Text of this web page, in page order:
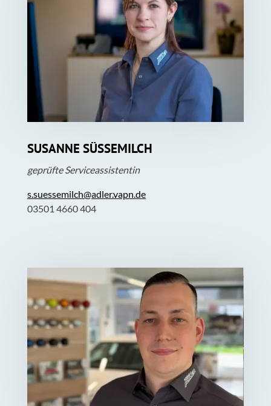
SUSANNE SÜSSEMILCH
geprüfte Serviceassistentin
s.suessemilch@adler.vapn.de
03501 4660 404